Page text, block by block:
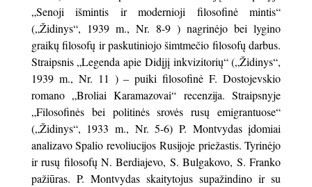
„Senoji išmintis ir modernioji filosofinė mintis“
(„Židinys“, 1939 m., Nr. 8-9 ) nagrinėjo bei lygino
graikų filosofų ir paskutiniojo šimtmečio filosofų darbus.
Straipsnis „Legenda apie Didįjį inkvizitorių“ („Židinys“,
1939 m., Nr. 11 ) – puiki filosofinė F. Dostojevskio
romano „Broliai Karamazovai“ recenzija. Straipsnyje
„Filosofinės bei politinės srovės rusų emigrantuose“
(„Židinys“, 1933 m., Nr. 5-6) P. Montvydas įdomiai
analizavo Spalio revoliucijos Rusijoje priežastis. Tyrinėjo
ir rusų filosofų N. Berdiajevo, S. Bulgakovo, S. Franko
pažiūras. P. Montvydas skaitytojus supažindino ir su